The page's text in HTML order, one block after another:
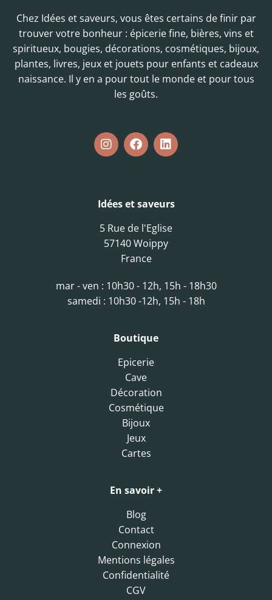
Chez Idées et saveurs, vous êtes certains de finir par
trouver votre bonheur : épicerie fine, bières, vins et
spiritueux, bougies, décorations, cosmétiques, bijoux,
plantes, livres, jeux et jouets pour enfants et cadeaux
naissance. Il y en a pour tout le monde et pour tous
les goûts.
Idées et saveurs
5 Rue de l'Eglise
57140 Woippy
France
mar - ven : 10h30 - 12h, 15h - 18h30
samedi : 10h30 -12h, 15h - 18h
Boutique
Epicerie
Cave
Décoration
Cosmétique
Bijoux
Jeux
Cartes
En savoir +
Blog
Contact
Connexion
Mentions légales
Confidentialité
CGV